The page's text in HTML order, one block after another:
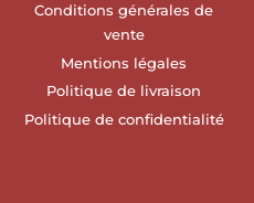
Conditions générales de
vente
Mentions légales
Politique de livraison
Politique de confidentialité